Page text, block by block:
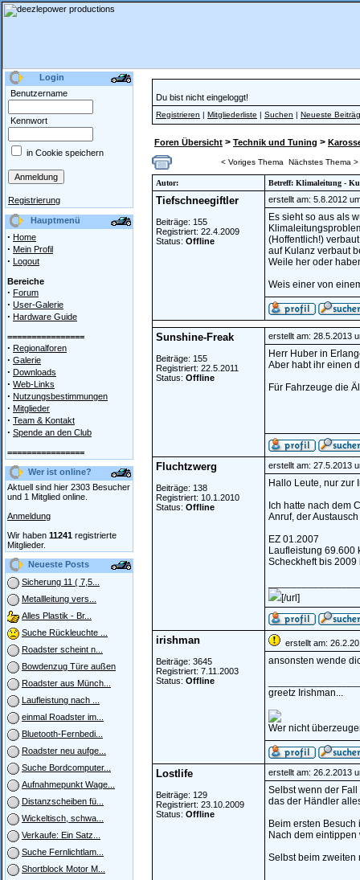
Login
Benutzername
Kennwort
in Cookie speichern
Registrierung
Hauptmenü
· Home
· Mein Profil
· Logout
Bereiche
· Forum
· User-Galerie
· Hardware Guide
================
· Regionalforen
· Galerie
· Downloads
· Web-Links
· Nutzungsbestimmungen
· Mitglieder
· Team & Kontakt
· Spende an den Club
================
Wer ist online?
Aktuell sind hier 2303 Besucher
und 1 Mitglied online.
Anmeldung
Wir haben 11241 registrierte
Mitglieder.
Neueste Posts
Sicherung 11 ( 7,5...
Metallleitung vers...
Alles Plastik - Br...
Suche Rückleuchte ...
Roadster scheint n...
Bowdenzug Türe außen
Roadster aus Münch...
Laufleistung nach ...
einmal Roadster im...
Bluetooth-Fernbedi...
Roadster neu aufge...
Suche Bordcomputer...
Aufnahmepunkt Wage...
Distanzscheiben fü...
Wickeltisch, schwa...
Verkaufe: Ein Satz...
Suche Fernlichtlam...
Shortblock Motor M...
Du bist nicht eingeloggt!
Registrieren | Mitgliederliste | Suchen | Neueste
Foren Übersicht > Technik und Tuning >
< Voriges Thema Nächstes Thema >
Autor: Betreff: Klimaleitung -
Tiefschneegiftler
Beiträge: 155
Registriert: 22.4.2009
Status: Offline
erstellt am: 5.8.2012
Es sieht so aus als
(Hoffentlich!)
auf Kulanz verbaut
Weile her oder
Weis einer von
Sunshine-Freak
Beiträge: 155
Registriert: 22.5.2011
Status: Offline
erstellt am: 28.5.2013
Herr Huber in
Aber habt ihr einen
Für Fahrzeuge die
Fluchtzwerg
Beiträge: 138
Registriert: 10.1.2010
Status: Offline
erstellt am: 27.5.2013
Hallo Leute, nur zur
Ich hatte nach dem
Anruf, der
EZ 01.2007
Laufleistung 69.600
Scheckheft bis 2009
[/url]
irishman
Beiträge: 3645
Registriert: 7.11.2003
Status: Offline
erstellt am:
ansonsten wende
greetz Irishman...
Wer nicht
Lostlife
Beiträge: 129
Registriert: 23.10.2009
Status: Offline
erstellt am: 26.2.2013
Selbst wenn der
das der Händler
Beim ersten
Nach dem
Selbst beim zweiten